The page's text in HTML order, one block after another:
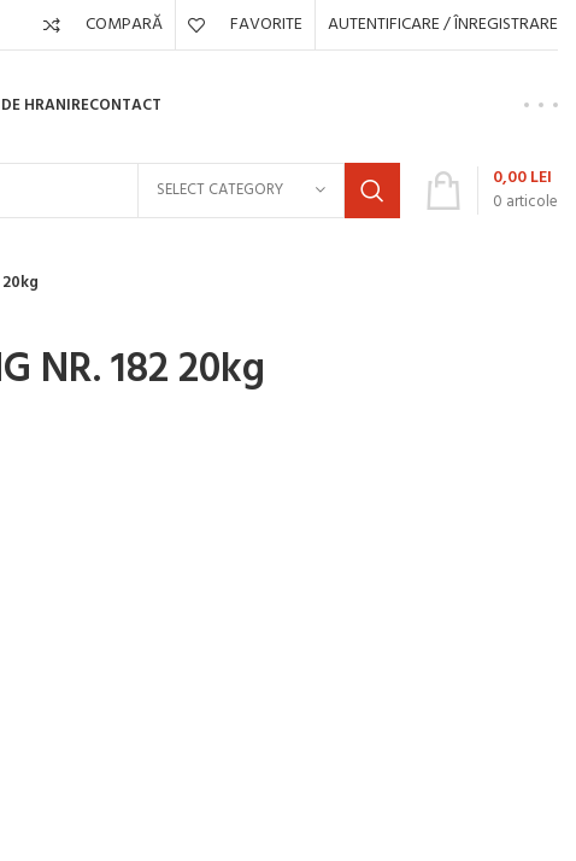
COMPARĂ FAVORITE AUTENTIFICARE / ÎNREGISTRARE
HRANIRECONTACT
SELECT CATEGORY 0 articole
0,00LEI
20kg
NR. 182 20kg